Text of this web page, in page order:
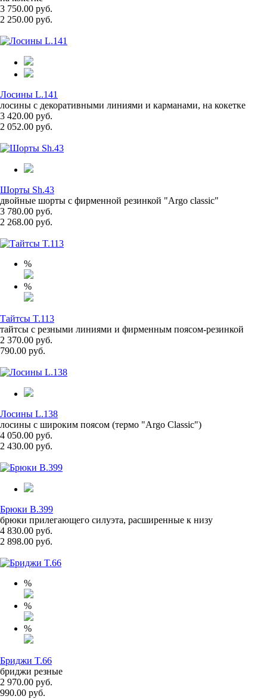
3 750.00 руб.
2 250.00 руб.
Лосины L.141
лосины с декоративными линиями и карманами, на кокетке
3 420.00 руб.
2 052.00 руб.
Шорты Sh.43
двойные шорты с фирменной резинкой "Argo classic"
3 780.00 руб.
2 268.00 руб.
%
%
Тайтсы T.113
тайтсы с резными линиями и фирменным поясом-резинкой
2 370.00 руб.
790.00 руб.
Лосины L.138
лосины с широким поясом (термо "Argo Classic")
4 050.00 руб.
2 430.00 руб.
Брюки B.399
брюки прилегающего силуэта, расширенные к низу
4 830.00 руб.
2 898.00 руб.
%
%
%
Бриджи T.66
бриджи резные
2 970.00 руб.
990.00 руб.